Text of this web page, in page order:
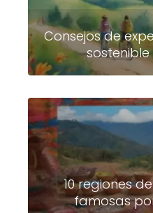
Consejos de
10 regiones
famosas